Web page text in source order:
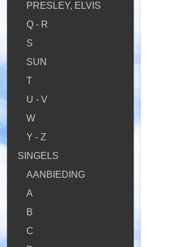
PRESLEY, ELVIS
Q - R
S
SUN
T
U - V
W
Y - Z
SINGELS
AANBIEDING
A
B
C